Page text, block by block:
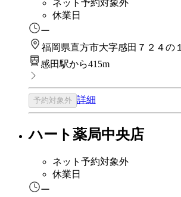
ネット予約対象外
休業日
ー
福岡県直方市大字感田７２４の１
感田駅から415m
予約対象外 詳細
ハート薬局中央店
ネット予約対象外
休業日
ー